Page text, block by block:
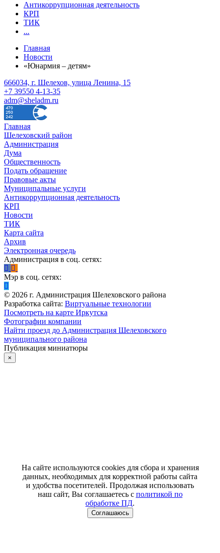
Антикоррупционная деятельность
КРП
ТИК
...
Главная
Новости
«Юнармия – детям»
666034, г. Шелехов, улица Ленина, 15
+7 39550 4-13-35
adm@sheladm.ru
Главная
Шелеховский район
Администрация
Дума
Общественность
Подать обращение
Правовые акты
Муниципальные услуги
Антикоррупционная деятельность
КРП
Новости
ТИК
Карта сайта
Архив
Электронная очередь
Администрация в соц. сетях:
Мэр в соц. сетях:
© 2026 г. Администрация Шелеховского района
Разработка сайта: Виртуальные технологии
Посмотреть на карте Иркутска
Фотографии компании
Найти проезд до Администрация Шелеховского
муниципального района
Публикация миниатюры
×
На сайте используются cookies для сбора и хранения
данных, необходимых для корректной работы сайта
и удобства посетителей. Продолжая использовать
наш сайт, Вы соглашаетесь с политикой по
обработке ПД.
Соглашаюсь